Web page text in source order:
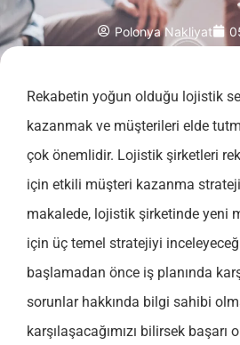
Polonya Nakliyat
Rekabetin yoğun olduğu lojistik
kazanmak ve müşterileri elde
çok önemlidir. Lojistik şirketleri
için etkili müşteri kazanma
makalede, lojistik şirketinde yeni
için üç temel stratejiyi
başlamadan önce iş planında
sorunlar hakkında bilgi sahibi
karşılaşacağımızı bilirsek başarı